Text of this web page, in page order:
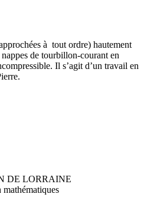
à tout ordre) hautement
de tourbillon-courant en
Il s’agit d’un travail en
DE LORRAINE
mathématiques